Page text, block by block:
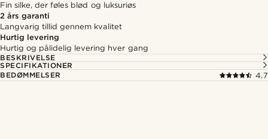
Fin silke, der føles blød og luksuriøs
2 års garanti
Langvarig tillid gennem kvalitet
Hurtig levering
Hurtig og pålidelig levering hver gang
BESKRIVELSE
SPECIFIKATIONER
BEDØMMELSER
4.7